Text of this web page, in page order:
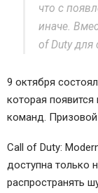
что с
иначе.
of Duty для
9 октября
которая появится
команд. Призовой
Call of Duty:
доступна только
распространять